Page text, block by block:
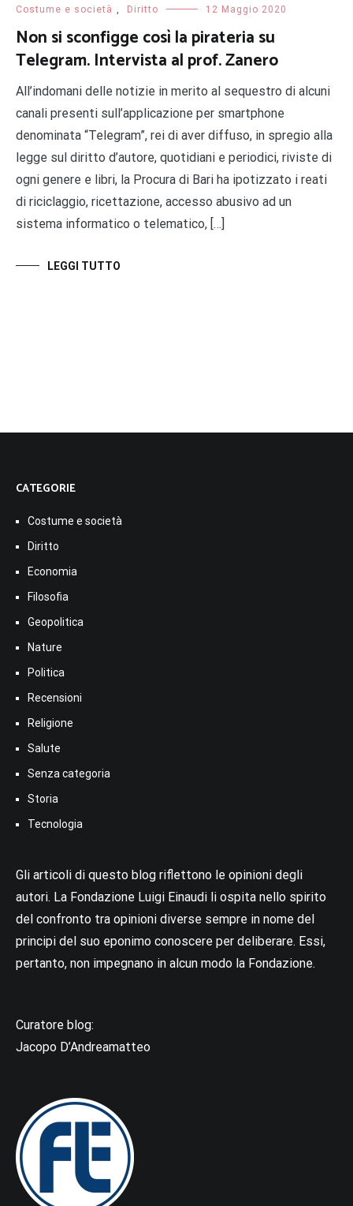
Costume e società , Diritto 12 Maggio 2020
Non si sconfigge così la pirateria su
Telegram. Intervista al prof. Zanero
All’indomani delle notizie in merito al sequestro di alcuni
canali presenti sull’applicazione per smartphone
denominata “Telegram”, rei di aver diffuso, in spregio alla
legge sul diritto d’autore, quotidiani e periodici, riviste di
ogni genere e libri, la Procura di Bari ha ipotizzato i reati
di riciclaggio, ricettazione, accesso abusivo ad un
sistema informatico o telematico, […]
LEGGI TUTTO
CATEGORIE
Costume e società
Diritto
Economia
Filosofia
Geopolitica
Nature
Politica
Recensioni
Religione
Salute
Senza categoria
Storia
Tecnologia
Gli articoli di questo blog riflettono le opinioni degli
autori. La Fondazione Luigi Einaudi li ospita nello spirito
del confronto tra opinioni diverse sempre in nome del
principi del suo eponimo conoscere per deliberare. Essi,
pertanto, non impegnano in alcun modo la Fondazione.
Curatore blog:
Jacopo D’Andreamatteo